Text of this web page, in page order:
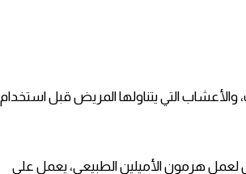
والأعشاب التي يتناولها المريض قبل استخدام
هرمون الأميلين الطبيعي، يعمل على